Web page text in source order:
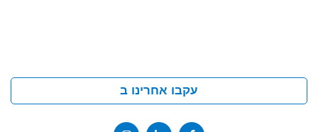
עקבו אחרינו ב